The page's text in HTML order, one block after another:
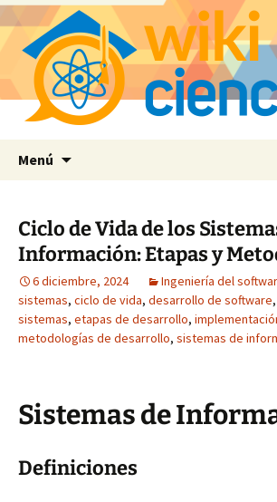
Menú
Ciclo de Vida de los
Información: Etapas y
6 diciembre, 2024 Ingeniería del
sistemas, ciclo de vida, desarrollo de software,
sistemas, etapas de desarrollo,
metodologías de desarrollo, sistemas de
Sistemas de
Definiciones